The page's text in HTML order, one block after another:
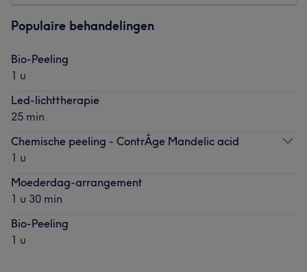
Populaire behandelingen
Bio-Peeling
1 u
Led-lichttherapie
25 min
Chemische peeling - ContrÂge Mandelic acid
1 u
Moederdag-arrangement
1 u 30 min
Bio-Peeling
1 u